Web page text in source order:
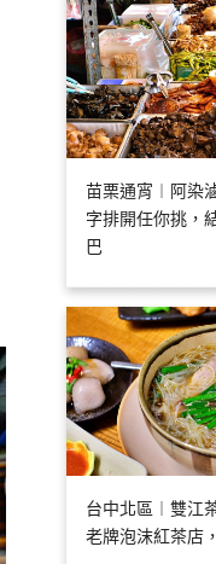
苗栗通宵︱阿染
字排開任你挑，
巴
台中北區︱雙江
老牌泡沫紅茶店